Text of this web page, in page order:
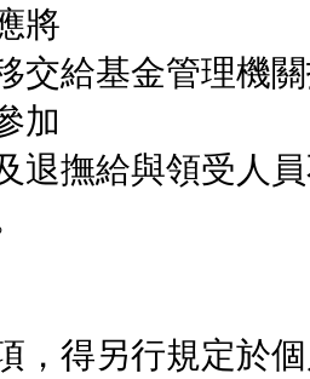
將
交給基金管理機
加
退撫給與領受人
，得另行規定於